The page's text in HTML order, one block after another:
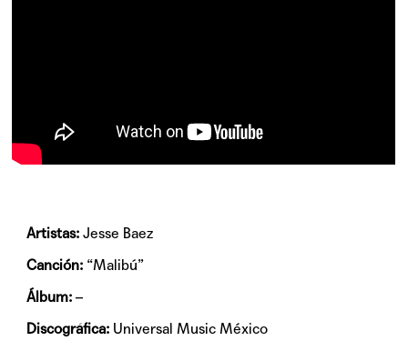
Artistas: Jesse Baez
Canción: “Malibú”
Álbum: –
Discográfica: Universal Music México